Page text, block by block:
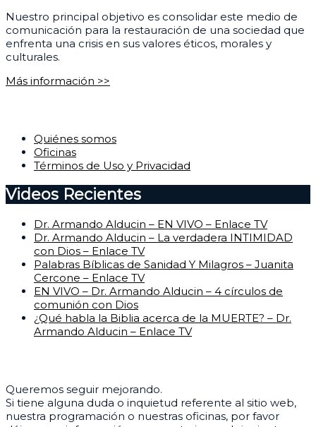
Nuestro principal objetivo es consolidar este medio de
comunicación para la restauración de una sociedad que
enfrenta una crisis en sus valores éticos, morales y
culturales.
Más información >>
Quiénes somos
Oficinas
Términos de Uso y Privacidad
Videos Recientes
Dr. Armando Alducin – EN VIVO – Enlace TV
Dr. Armando Alducin – La verdadera INTIMIDAD
con Dios – Enlace TV
Palabras Bíblicas de Sanidad Y Milagros – Juanita
Cercone – Enlace TV
EN VIVO – Dr. Armando Alducin – 4 círculos de
comunión con Dios
¿Qué habla la Biblia acerca de la MUERTE? – Dr.
Armando Alducin – Enlace TV
Queremos seguir mejorando.
Si tiene alguna duda o inquietud referente al sitio web,
nuestra programación o nuestras oficinas, por favor